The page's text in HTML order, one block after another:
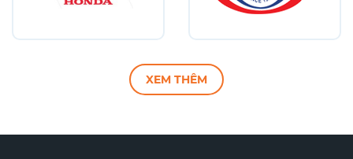
XEM THÊM